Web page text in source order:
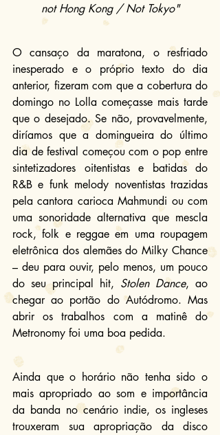
not Hong Kong / Not Tokyo"
O cansaço da maratona, o resfriado
inesperado e o próprio texto do dia
anterior, fizeram com que a cobertura do
domingo no Lolla começasse mais tarde
que o desejado. Se não, provavelmente,
diríamos que a domingueira do último
dia de festival começou com o pop entre
sintetizadores oitentistas e batidas do
R&B e funk melody noventistas trazidas
pela cantora carioca Mahmundi ou com
uma sonoridade alternativa que mescla
rock, folk e reggae em uma roupagem
eletrônica dos alemães do Milky Chance
– deu para ouvir, pelo menos, um pouco
do seu principal hit, Stolen Dance, ao
chegar ao portão do Autódromo. Mas
abrir os trabalhos com a matinê do
Metronomy foi uma boa pedida.
Ainda que o horário não tenha sido o
mais apropriado ao som e importância
da banda no cenário indie, os ingleses
trouxeram sua apropriação da disco